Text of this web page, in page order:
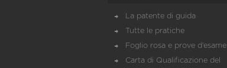
La patente di guida
Tutte le pratiche
Foglio rosa e prove d’esame
Carta di Qualificazione del